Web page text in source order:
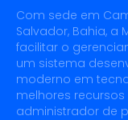
Com sede em
Salvador, Bahia, a
facilitar o
um sistema
moderno em
melhores
administrador de